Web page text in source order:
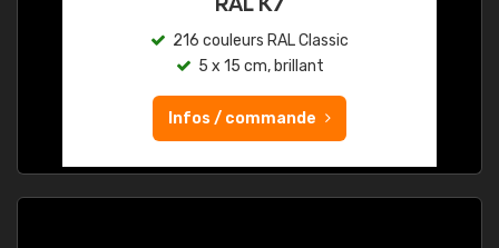
216 couleurs RAL Classic
5 x 15 cm, brillant
Infos / commande